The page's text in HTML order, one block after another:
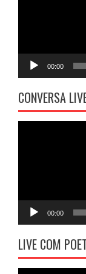
00:00
CONVERSA
00:00
LIVE COM